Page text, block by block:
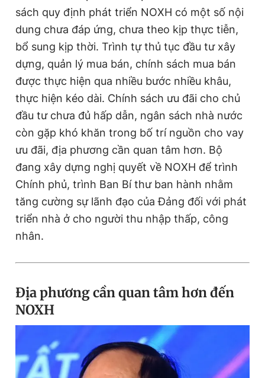
sách quy định phát triển NOXH có một số nội
dung chưa đáp ứng, chưa theo kịp thực tiễn,
bổ sung kịp thời. Trình tự thủ tục đầu tư xây
dựng, quản lý mua bán, chính sách mua bán
được thực hiện qua nhiều bước nhiều khâu,
thực hiện kéo dài. Chính sách ưu đãi cho chủ
đầu tư chưa đủ hấp dẫn, ngân sách nhà nước
còn gặp khó khăn trong bố trí nguồn cho vay
ưu đãi, địa phương cần quan tâm hơn. Bộ
đang xây dựng nghị quyết về NOXH để trình
Chính phủ, trình Ban Bí thư ban hành nhằm
tăng cường sự lãnh đạo của Đảng đối với phát
triển nhà ở cho người thu nhập thấp, công
nhân.
Địa phương cần quan tâm hơn đến
NOXH